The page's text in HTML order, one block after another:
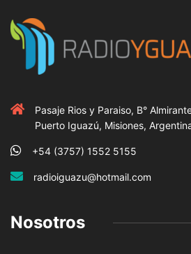
Pasaje Rios y Paraiso, B°
Puerto Iguazú, Misiones,
+54 (3757) 1552 5155
radioiguazu@hotmail.com
Nosotros